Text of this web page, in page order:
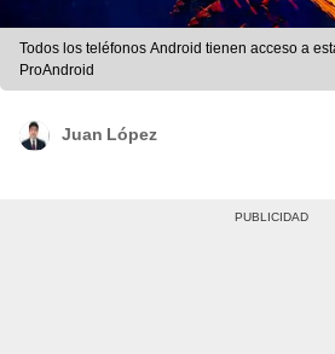
Todos los teléfonos Android tienen acceso a
ProAndroid
Juan López